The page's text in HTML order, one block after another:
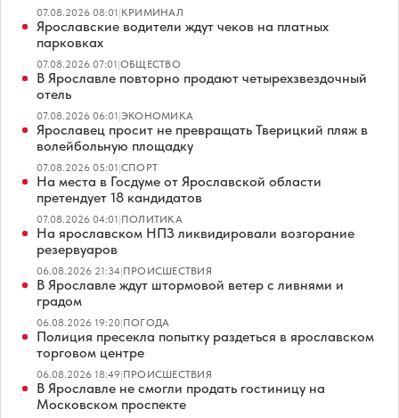
07.08.2026 08:01|КРИМИНАЛ
Ярославские водители ждут чеков на платных
парковках
07.08.2026 07:01|ОБЩЕСТВО
В Ярославле повторно продают четырехзвездочный
отель
07.08.2026 06:01|ЭКОНОМИКА
Ярославец просит не превращать Тверицкий пляж в
волейбольную площадку
07.08.2026 05:01|СПОРТ
На места в Госдуме от Ярославской области
претендует 18 кандидатов
07.08.2026 04:01|ПОЛИТИКА
На ярославском НПЗ ликвидировали возгорание
резервуаров
06.08.2026 21:34|ПРОИСШЕСТВИЯ
В Ярославле ждут штормовой ветер с ливнями и
градом
06.08.2026 19:20|ПОГОДА
Полиция пресекла попытку раздеться в ярославском
торговом центре
06.08.2026 18:49|ПРОИСШЕСТВИЯ
В Ярославле не смогли продать гостиницу на
Московском проспекте